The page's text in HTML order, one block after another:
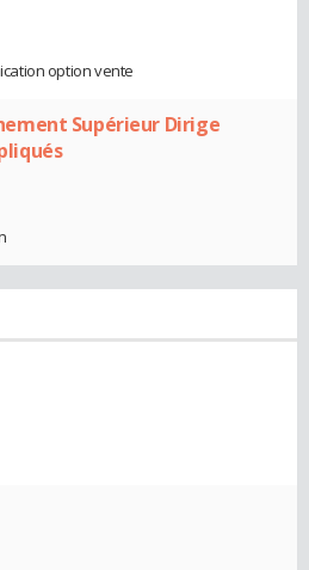
option vente
Supérieur Dirige